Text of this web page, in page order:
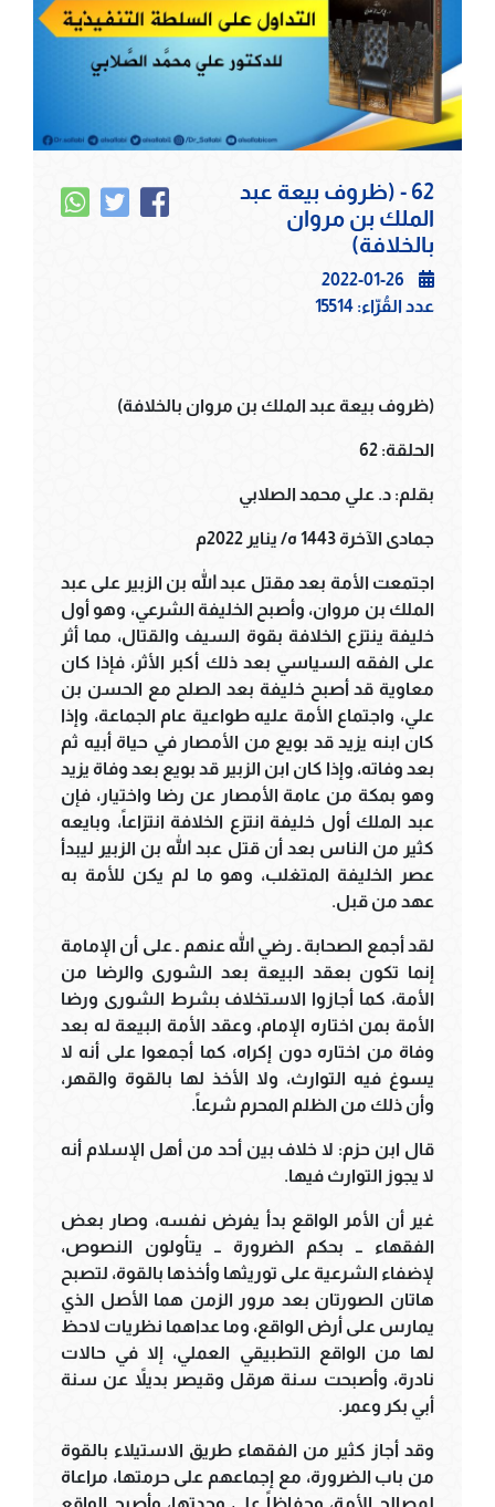
62 - (ظروف بيعة عبد
الملك بن مروان
بالخلافة)
2022-01-26
عدد القُرّاء: 15514
(ظروف بيعة عبد الملك بن مروان بالخلافة)
الحلقة: 62
بقلم: د. علي محمد الصلابي
جمادى الآخرة 1443 ه/ يناير 2022م
اجتمعت الأمة بعد مقتل عبد الله بن الزبير على عبد
الملك بن مروان، وأصبح الخليفة الشرعي، وهو أول
خليفة ينتزع الخلافة بقوة السيف والقتال، مما أثر
على الفقه السياسي بعد ذلك أكبر الأثر، فإذا كان
معاوية قد أصبح خليفة بعد الصلح مع الحسن بن
علي، واجتماع الأمة عليه طواعية عام الجماعة، وإذا
كان ابنه يزيد قد بويع من الأمصار في حياة أبيه ثم
بعد وفاته، وإذا كان ابن الزبير قد بويع بعد وفاة يزيد
وهو بمكة من عامة الأمصار عن رضا واختيار، فإن
عبد الملك أول خليفة انتزع الخلافة انتزاعاً، وبايعه
كثير من الناس بعد أن قتل عبد الله بن الزبير ليبدأ
عصر الخليفة المتغلب، وهو ما لم يكن للأمة به
عهد من قبل.
لقد أجمع الصحابة ـ رضي الله عنهم ـ على أن الإمامة
إنما تكون بعقد البيعة بعد الشورى والرضا من
الأمة، كما أجازوا الاستخلاف بشرط الشورى ورضا
الأمة بمن اختاره الإمام، وعقد الأمة البيعة له بعد
وفاة من اختاره دون إكراه، كما أجمعوا على أنه لا
يسوغ فيه التوارث، ولا الأخذ لها بالقوة والقهر،
وأن ذلك من الظلم المحرم شرعاً.
قال ابن حزم: لا خلاف بين أحد من أهل الإسلام أنه
لا يجوز التوارث فيها.
غير أن الأمر الواقع بدأ يفرض نفسه، وصار بعض
الفقهاء ــ بحكم الضرورة ــ يتأولون النصوص،
لإضفاء الشرعية على توريثها وأخذها بالقوة، لتصبح
هاتان الصورتان بعد مرور الزمن هما الأصل الذي
يمارس على أرض الواقع، وما عداهما نظريات لاحظ
لها من الواقع التطبيقي العملي، إلا في حالات
نادرة، وأصبحت سنة هرقل وقيصر بديلاً عن سنة
أبي بكر وعمر.
وقد أجاز كثير من الفقهاء طريق الاستيلاء بالقوة
من باب الضرورة، مع إجماعهم على حرمتها، مراعاة
لمصالح الأمة، وحفاظاً على وحدتها، وأصبح الواقع